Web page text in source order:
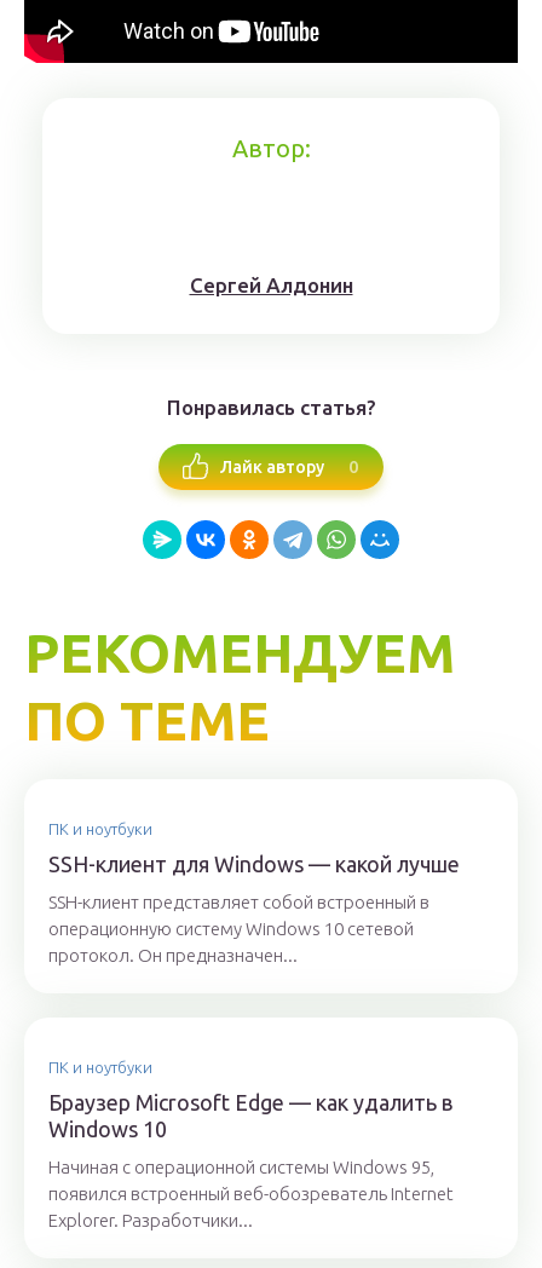
Автор:
Сергей Алдонин
Понравилась статья?
Лайк автору 0
РЕКОМЕНДУЕМ
ПО ТЕМЕ
ПК и ноутбуки
SSH-клиент для Windows — какой лучше
SSH-клиент представляет собой встроенный в
операционную систему Windows 10 сетевой
протокол. Он предназначен...
ПК и ноутбуки
Браузер Microsoft Edge — как удалить в
Windows 10
Начиная с операционной системы Windows 95,
появился встроенный веб-обозреватель Internet
Explorer. Разработчики...